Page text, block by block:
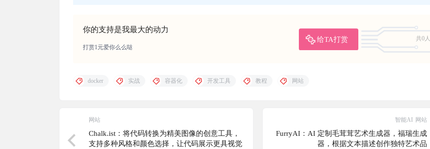
你的支持是我最大的动力
给TA打赏
共0人
打赏1元爱你么么哒
docker 实战 容器化 开发工具 教程 网站
网站
Chalk.ist：将代码转换为精美图像的创意工具，
支持多种风格和颜色选择，让代码展示更具视觉
智能AI 网站
FurryAI：AI 定制毛茸茸艺术生成器，福瑞生成
器，根据文本描述创作独特艺术品